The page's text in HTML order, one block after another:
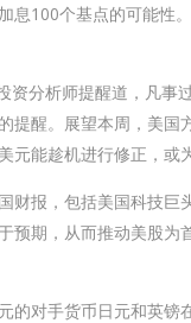
息100个基点的可能性
分析师提醒道，凡事
提醒。展望本周，美
元能趁机进行修正，或
报，包括美国科技巨
预期，从而推动美股
对手货币日元和英镑